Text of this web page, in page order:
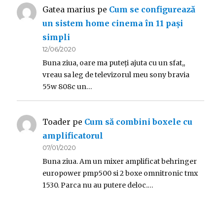
Gatea marius pe Cum se configurează
un sistem home cinema în 11 pași
simpli
12/06/2020
Buna ziua, oare ma puteți ajuta cu un sfat,,
vreau sa leg de televizorul meu sony bravia
55w 808c un…
Toader pe Cum să combini boxele cu
amplificatorul
07/01/2020
Buna ziua. Am un mixer amplificat behringer
europower pmp500 si 2 boxe omnitronic tmx
1530. Parca nu au putere deloc.…